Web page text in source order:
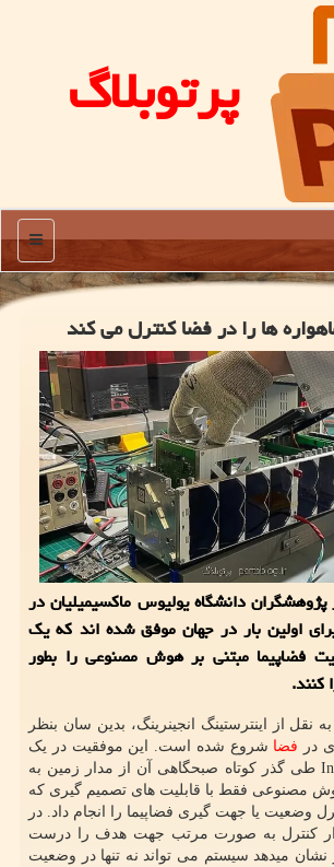
پرتوبلاگ
منو
ها را در فضا کنترل می کند
پژوهشگران دانشگاه یولیوس ماکسیمیلیان در
اولین بار در جهان موفق شده اند که یک
فضاپیما مبتنی بر هوش مصنوعی را بطور
کنند.
نقل از اینترستینگ انجینرینگ، بدین سان بنظر
در فضا شروع شده است. این موفقیت در یک
InnoCube طی گذر کوتاه صبحگاهی آن از مدار زمین به
مصنوعی فقط با قابلیت های تصمیم گیری که
وضعیت یا جهت گیری فضاپیما را انجام داد. در
کنترل به صورت مرتب جهت هدف را درست
نشان میدهد سیستم می تواند نه تنها در وضعیت